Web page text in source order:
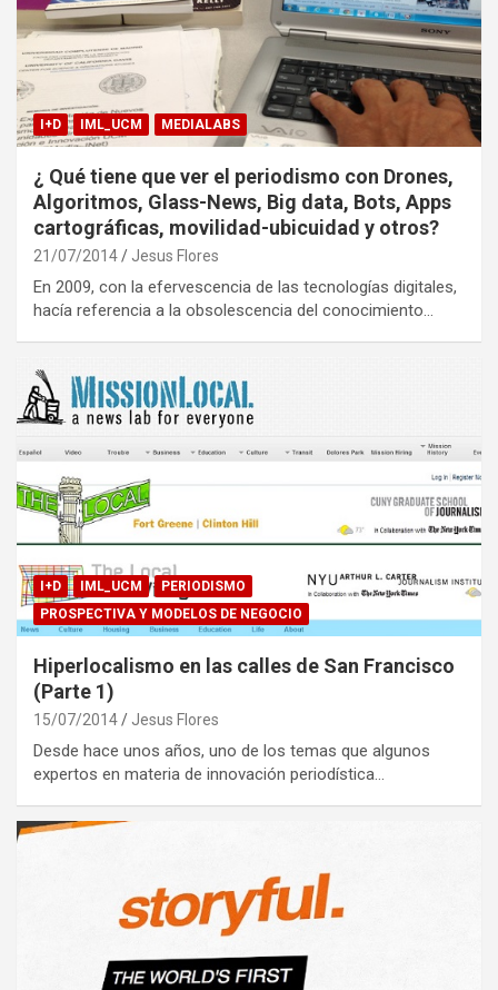
I+D IML_UCM MEDIALABS
¿ Qué tiene que ver el periodismo con Drones,
Algoritmos, Glass-News, Big data, Bots, Apps
cartográficas, movilidad-ubicuidad y otros?
21/07/2014 Jesus Flores
En 2009, con la efervescencia de las tecnologías digitales,
hacía referencia a la obsolescencia del conocimiento…
I+D IML_UCM
PERIODISMO
PROSPECTIVA Y MODELOS DE NEGOCIO
Hiperlocalismo en las calles de San Francisco
(Parte 1)
15/07/2014 Jesus Flores
Desde hace unos años, uno de los temas que algunos
expertos en materia de innovación periodística…